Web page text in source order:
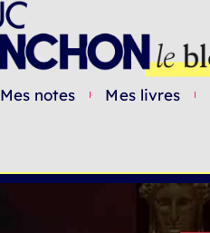
Mes notes Mes livres